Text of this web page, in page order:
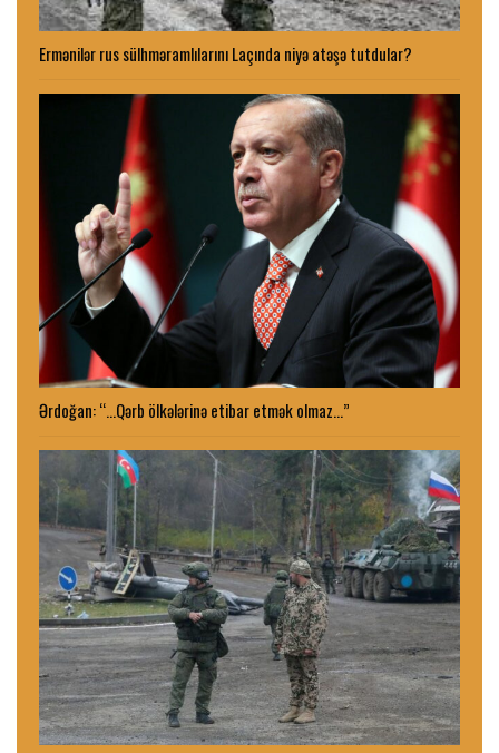
Ermənilər rus sülhməramlılarını Laçında niyə atəşə tutdular?
Ərdoğan: “…Qərb ölkələrinə etibar etmək olmaz…”